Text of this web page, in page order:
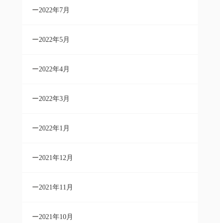
2022年7月
2022年5月
2022年4月
2022年3月
2022年1月
2021年12月
2021年11月
2021年10月